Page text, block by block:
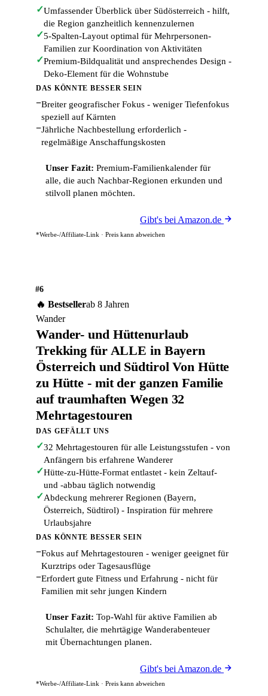
✓Umfassender Überblick über Südösterreich - hilft,
die Region ganzheitlich kennenzulernen
✓5-Spalten-Layout optimal für Mehrpersonen-
Familien zur Koordination von Aktivitäten
✓Premium-Bildqualität und ansprechendes Design -
Deko-Element für die Wohnstube
DAS KÖNNTE BESSER SEIN
−Breiter geografischer Fokus - weniger Tiefenfokus
speziell auf Kärnten
−Jährliche Nachbestellung erforderlich -
regelmäßige Anschaffungskosten
Unser Fazit: Premium-Familienkalender für
alle, die auch Nachbar-Regionen erkunden und
stilvoll planen möchten.
Gibt's bei Amazon.de
*Werbe-/Affiliate-Link · Preis kann abweichen
#6
🔥 Bestsellerab 8 Jahren
Wander
Wander- und Hüttenurlaub
Trekking für ALLE in Bayern
Österreich und Südtirol Von Hütte
zu Hütte - mit der ganzen Familie
auf traumhaften Wegen 32
Mehrtagestouren
DAS GEFÄLLT UNS
✓32 Mehrtagestouren für alle Leistungsstufen - von
Anfängern bis erfahrene Wanderer
✓Hütte-zu-Hütte-Format entlastet - kein Zeltauf-
und -abbau täglich notwendig
✓Abdeckung mehrerer Regionen (Bayern,
Österreich, Südtirol) - Inspiration für mehrere
Urlaubsjahre
DAS KÖNNTE BESSER SEIN
−Fokus auf Mehrtagestouren - weniger geeignet für
Kurztrips oder Tagesausflüge
−Erfordert gute Fitness und Erfahrung - nicht für
Familien mit sehr jungen Kindern
Unser Fazit: Top-Wahl für aktive Familien ab
Schulalter, die mehrtägige Wanderabenteuer
mit Übernachtungen planen.
Gibt's bei Amazon.de
*Werbe-/Affiliate-Link · Preis kann abweichen